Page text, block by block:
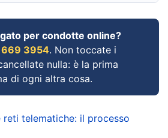
per condotte online?
3954. Non toccate i
nulla: è la prima
di ogni altra cosa.
telematiche: il processo